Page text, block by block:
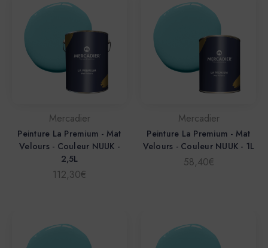
Mercadier
Peinture La Premium - Mat
Velours - Couleur NUUK -
2,5L
112,30€
Mercadier
Peinture La Premium - Mat
Velours - Couleur NUUK - 1L
58,40€